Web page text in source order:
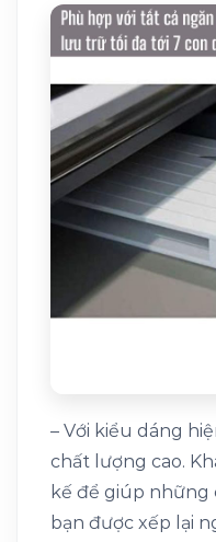
– Với kiểu dáng
chất lượng cao.
kế để giúp những
bạn được xếp lại